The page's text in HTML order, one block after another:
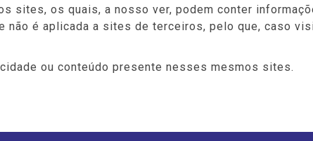
sites, os quais, a nosso ver, podem conter
é aplicada a sites de terceiros, pelo que, caso
ou conteúdo presente nesses mesmos sites.